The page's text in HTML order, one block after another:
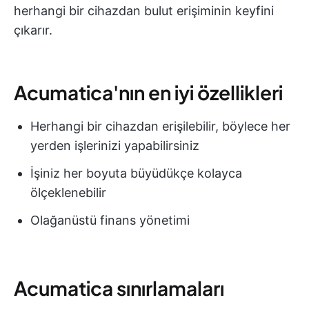
herhangi bir cihazdan bulut erişiminin keyfini
çıkarır.
Acumatica'nın en iyi özellikleri
Herhangi bir cihazdan erişilebilir, böylece her
yerden işlerinizi yapabilirsiniz
İşiniz her boyuta büyüdükçe kolayca
ölçeklenebilir
Olağanüstü finans yönetimi
Acumatica sınırlamaları